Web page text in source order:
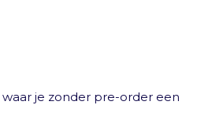
je zonder pre-order een